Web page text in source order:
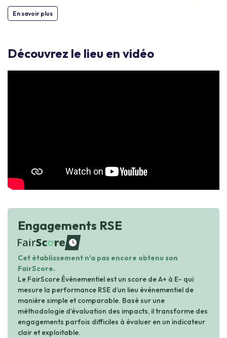
En savoir plus
Découvrez le lieu en vidéo
Engagements RSE
waiting
Cet établissement n'a pas encore obtenu son
FairScore.
Le FairScore Événementiel est un score de A+ à E- qui
mesure la performance RSE d’un lieu événementiel de
manière simple et comparable. Basé sur une
méthodologie d’évaluation des impacts, il transforme des
engagements parfois difficiles à évaluer en un indicateur
clair et exploitable.